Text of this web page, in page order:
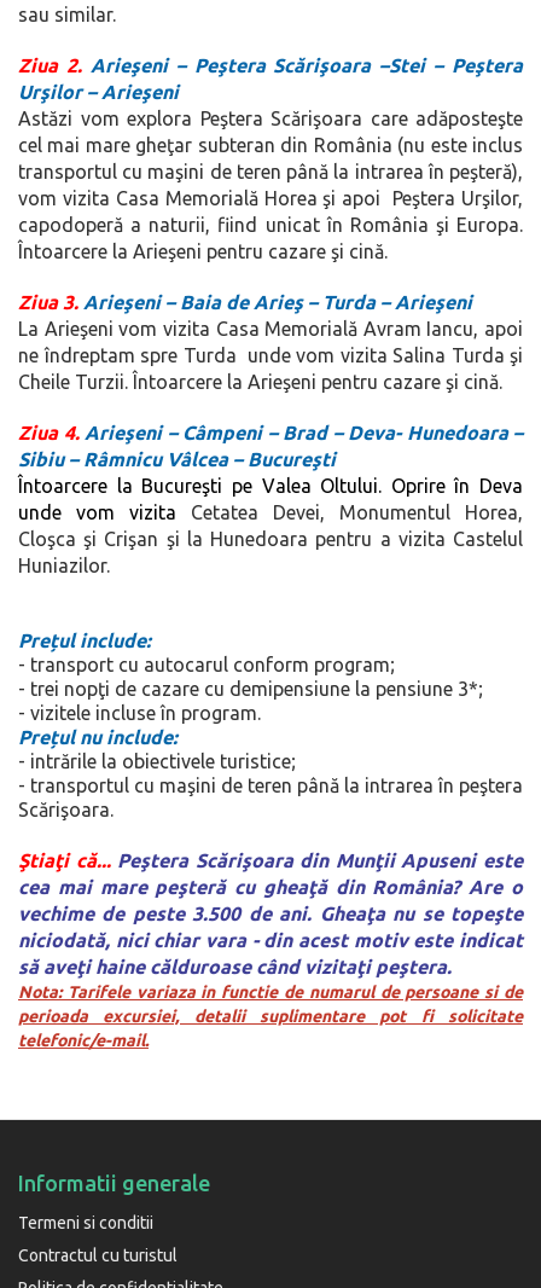
sau similar.
Ziua 2. Arieşeni – Peştera Scărişoara –Stei – Peştera
Urşilor – Arieşeni
Astăzi vom explora Peştera Scărişoara care adăposteşte
cel mai mare gheţar subteran din România (nu este inclus
transportul cu maşini de teren până la intrarea în peşteră),
vom vizita Casa Memorială Horea şi apoi Peştera Urşilor,
capodoperă a naturii, fiind unicat în România şi Europa.
Întoarcere la Arieşeni pentru cazare şi cină.
Ziua 3. Arieşeni – Baia de Arieş – Turda – Arieşeni
La Arieşeni vom vizita Casa Memorială Avram Iancu, apoi
ne îndreptam spre Turda unde vom vizita Salina Turda şi
Cheile Turzii. Întoarcere la Arieşeni pentru cazare şi cină.
Ziua 4. Arieşeni – Câmpeni – Brad – Deva- Hunedoara –
Sibiu – Râmnicu Vâlcea –Bucureşti
Întoarcere la Bucureşti pe Valea Oltului. Oprire în Deva
unde vom vizita
Cetatea Devei, Monumentul Horea,
Cloşca şi Crişan şi la Hunedoara pentru a vizita Castelul
Huniazilor.
Prețul include:
- transport cu autocarul conform program;
- trei nopţi de cazare cu demipensiune la pensiune 3*;
- vizitele incluse în program.
Prețul nu include:
- intrările la obiectivele turistice;
- transportul cu maşini de teren până la intrarea în peştera
Scărişoara.
Ştiaţi că... Peştera Scărişoaradin Munţii Apuseni este
cea mai mare peşteră cu gheaţă din România? Are o
vechime de peste 3.500 de ani. Gheaţa nu se topeşte
niciodată, nici chiar vara - din acest motiv este indicat
să aveţi haine călduroase când vizitaţi peştera.
Nota: Tarifele variaza in functie de numarul de persoane si de
perioada excursiei, detalii suplimentare pot fi solicitate
telefonic/e-mail.
Informatii generale
Termeni si conditii
Contractul cu turistul